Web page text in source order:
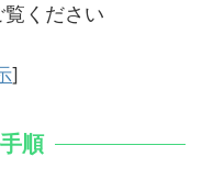
ください
]
順